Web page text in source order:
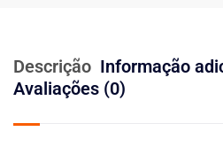
Descrição Informação
Avaliações (0)